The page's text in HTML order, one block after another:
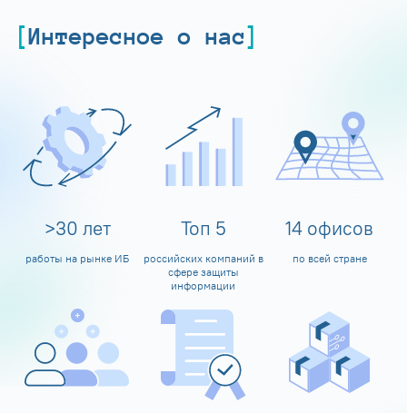
Интересное о нас
>30 лет
работы на рынке ИБ
Топ 5
российских компаний в
сфере защиты
информации
14 офисов
по всей стране